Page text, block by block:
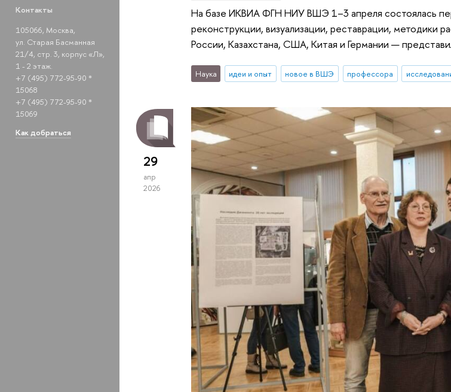
Контакты
105066, Москва,
ул. Старая Басманная
21/4, стр. 3, корпус «Л»,
1 - 2 этаж.
+7 (495) 772-95-90 *
15068
+7 (495) 772-95-90 *
15069
Как добраться
На базе ИКВИА ФГН НИУ ВШЭ 1–3 апреля состоялась
реконструкции, визуализации, реставрации, методики
России, Казахстана, США, Китая и Германии —
Наука идеи и опыт новое в ВШЭ профессора
29
апр
2026